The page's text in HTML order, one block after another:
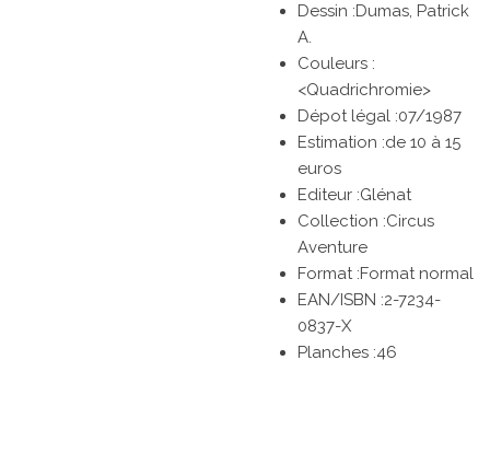
Dessin :Dumas, Patrick
A.
Couleurs :
<Quadrichromie>
Dépot légal :07/1987
Estimation :de 10 à 15
euros
Editeur :Glénat
Collection :Circus
Aventure
Format :Format normal
EAN/ISBN :2-7234-
0837-X
Planches :46